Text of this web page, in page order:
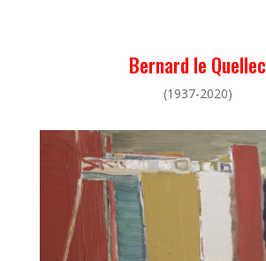
Bernard le Quellec
(1937-2020)